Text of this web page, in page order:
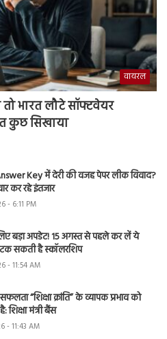
वायरल
भारत लौटे सॉफ्टवेयर
कुछ सिखाया
Key में देरी की वजह पेपर लीक विवाद?
कर रहे इंतजार
- 6:11 PM
बड़ा अपडेट! 15 अगस्त से पहले कर लें ये
सकती है स्कॉलरशिप
- 11:54 AM
सफलता “शिक्षा क्रांति” के व्यापक प्रभाव को
शिक्षा मंत्री बैंस
- 11:43 AM